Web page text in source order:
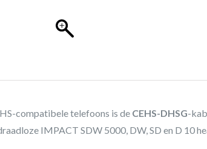
compatibele telefoons is de CEHS-DHSG-
IMPACT SDW 5000, DW, SD en D 10